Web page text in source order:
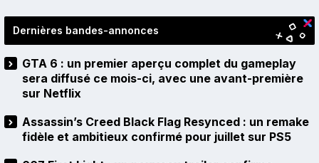
Dernières bandes-annonces
GTA 6 : un premier aperçu complet du gameplay
sera diffusé ce mois-ci, avec une avant-première
sur Netflix
Assassin’s Creed Black Flag Resynced : un remake
fidèle et ambitieux confirmé pour juillet sur PS5